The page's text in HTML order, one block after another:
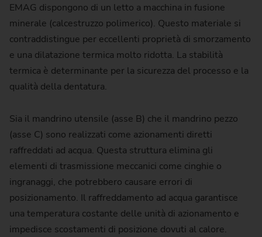
EMAG dispongono di un letto a macchina in fusione
minerale (calcestruzzo polimerico). Questo materiale si
contraddistingue per eccellenti proprietà di smorzamento
e una dilatazione termica molto ridotta. La stabilità
termica è determinante per la sicurezza del processo e la
qualità della dentatura.
Sia il mandrino utensile (asse B) che il mandrino pezzo
(asse C) sono realizzati come azionamenti diretti
raffreddati ad acqua. Questa struttura elimina gli
elementi di trasmissione meccanici come cinghie o
ingranaggi, che potrebbero causare errori di
posizionamento. Il raffreddamento ad acqua garantisce
una temperatura costante delle unità di azionamento e
impedisce scostamenti di posizione dovuti al calore.